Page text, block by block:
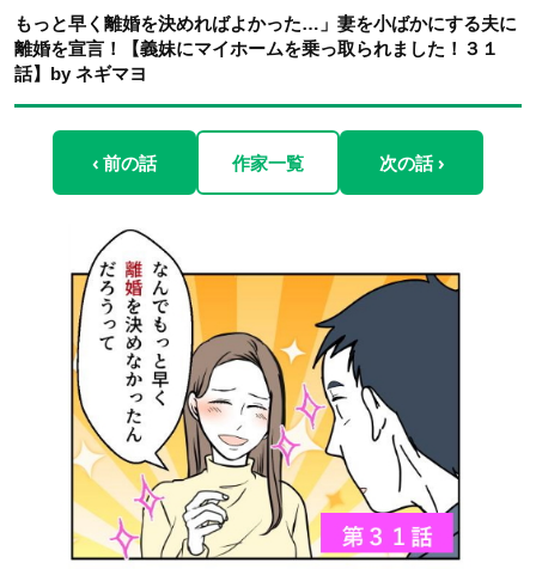
もっと早く離婚を決めればよかった…」妻を小ばかにする夫に
離婚を宣言！【義妹にマイホームを乗っ取られました！３１
話】by ネギマヨ
‹ 前の話 作家一覧 次の話 ›